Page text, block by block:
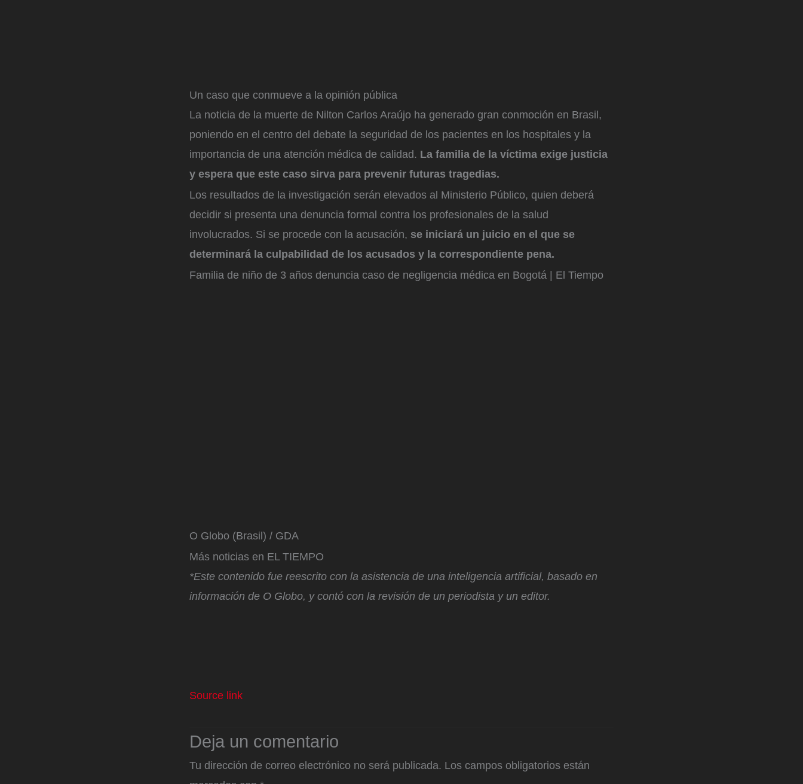
Un caso que conmueve a la opinión pública
La noticia de la muerte de Nilton Carlos Araújo ha generado gran conmoción en Brasil,
poniendo en el centro del debate la seguridad de los pacientes en los hospitales y la
importancia de una atención médica de calidad. La familia de la víctima exige justicia
y espera que este caso sirva para prevenir futuras tragedias.
Los resultados de la investigación serán elevados al Ministerio Público, quien deberá
decidir si presenta una denuncia formal contra los profesionales de la salud
involucrados. Si se procede con la acusación, se iniciará un juicio en el que se
determinará la culpabilidad de los acusados y la correspondiente pena.
Familia de niño de 3 años denuncia caso de negligencia médica en Bogotá | El Tiempo
O Globo (Brasil) / GDA
Más noticias en EL TIEMPO
*Este contenido fue reescrito con la asistencia de una inteligencia artificial, basado en
información de O Globo, y contó con la revisión de un periodista y un editor.
Source link
Deja un comentario
Tu dirección de correo electrónico no será publicada. Los campos obligatorios están